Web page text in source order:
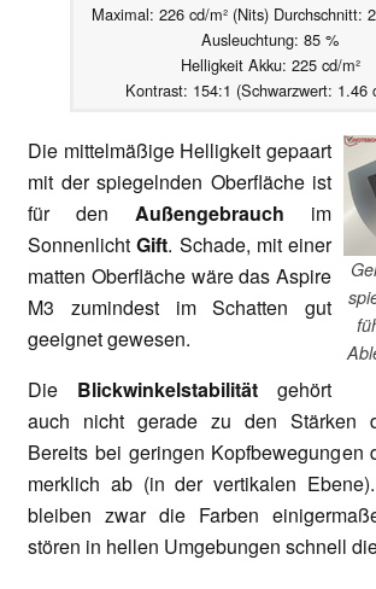
Maximal: 226 cd/m² (Nits) Durchschnitt:
Ausleuchtung: 85 %
Helligkeit Akku: 225 cd/m²
Kontrast: 154:1 (Schwarzwert: 1.46
Die mittelmäßige Helligkeit gepaart
mit der spiegelnden Oberfläche ist
für den Außengebrauch im
SonnenlichtGift. Schade, mit einer
matten Oberfläche wäre das Aspire
M3 zumindest im Schatten gut
geeignet gewesen.
Die Blickwinkelstabilität gehört
auch nicht gerade zu den Stärken
Bereits bei geringen Kopfbewegungen
merklich ab (in der vertikalen
bleiben zwar die Farben
stören in hellen Umgebungen schnell